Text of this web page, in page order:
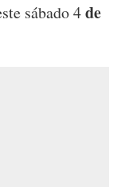
sábado 4de